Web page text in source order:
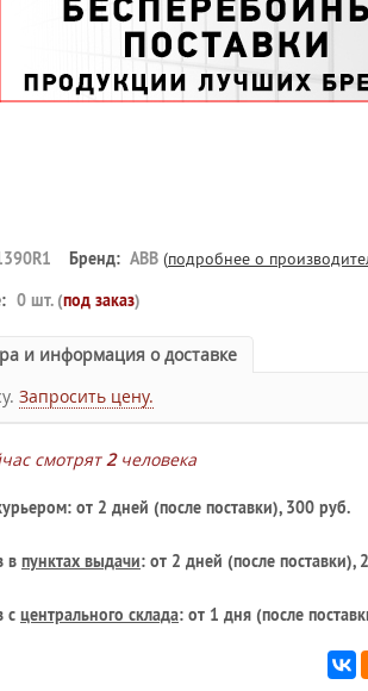
Бренд: ABB (подробнее о
0 шт. (под заказ)
и информация о доставке
Запросить цену.
смотрят2человека
от 2 дней (после поставки), 300 руб.
в пунктах выдачи: от 2 дней (после поставки),
с центрального склада: от 1 дня (после